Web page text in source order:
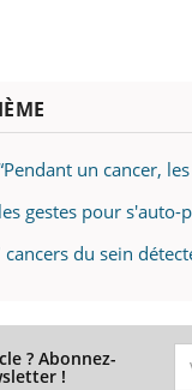
un cancer,
gestes pour
cancers du sein
? Abonnez-
!